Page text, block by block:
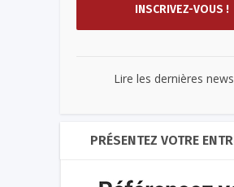
Lire les dernières
PRÉSENTEZ VOTRE